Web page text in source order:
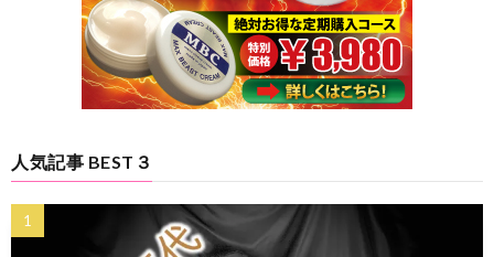
人気記事 BEST３